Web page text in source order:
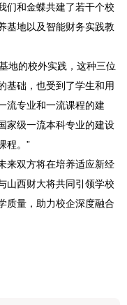
们和金蝶共建了若干个校
基地以及智能财务实践教
地的校外实践，这种三位
基础，也受到了学生和用
流专业和一流课程的建
家级一流本科专业的建设
程。”
来双方将在培养适应新经
山西财大将共同引领学校
质量，助力校企深度融合